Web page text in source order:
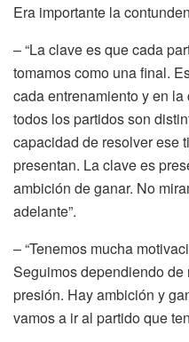
Era importante la
– “La clave es que cada
tomamos como una final.
cada entrenamiento y en
todos los partidos son
capacidad de resolver ese
presentan. La clave es
ambición de ganar. No
adelante”.
– “Tenemos mucha
Seguimos dependiendo
presión. Hay ambición y
vamos a ir al partido que